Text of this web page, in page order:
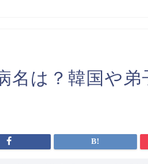
名は？韓国や